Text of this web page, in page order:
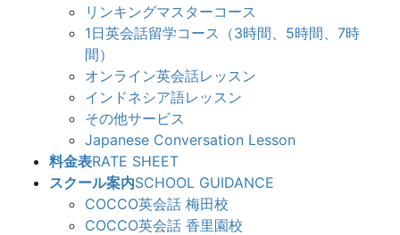
リンキングマスターコース
1日英会話留学コース（3時間、5時間、7時
間）
オンライン英会話レッスン
インドネシア語レッスン
その他サービス
Japanese Conversation Lesson
料金表RATE SHEET
スクール案内SCHOOL GUIDANCE
COCCO英会話 梅田校
COCCO英会話 香里園校